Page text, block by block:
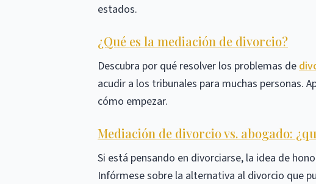
estados.
¿Qué es la mediación de divorcio?
Descubra por qué resolver los problemas de
acudir a los tribunales para muchas personas.
cómo empezar.
Mediación de divorcio vs. abogado:
Si está pensando en divorciarse, la idea de
Infórmese sobre la alternativa al divorcio que